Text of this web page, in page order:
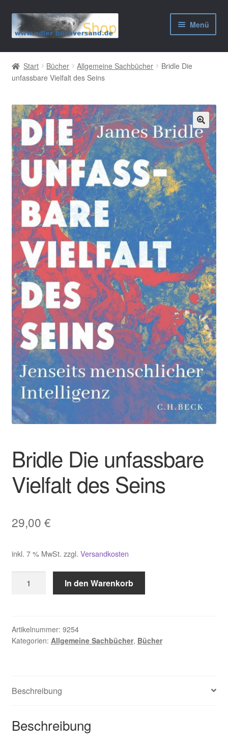
Zur
Navigation
Zum
Inhalt
Menü
AGB
Widerrufsbelehrung
Datenschutzerklärung
Impressum
Start Bücher Allgemeine Sachbücher
Bridle Die
unfassbare Vielfalt des Seins
🔍
Bridle Die unfassbare
Vielfalt des Seins
29,00 €
inkl. 7 % MwSt. zzgl. Versandkosten
des
Seins
In den Warenkorb
Artikelnummer: 9254
Kategorien: Allgemeine Sachbücher, Bücher
Beschreibung
Beschreibung